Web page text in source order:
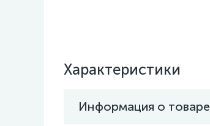
Характеристики
Информация о товаре